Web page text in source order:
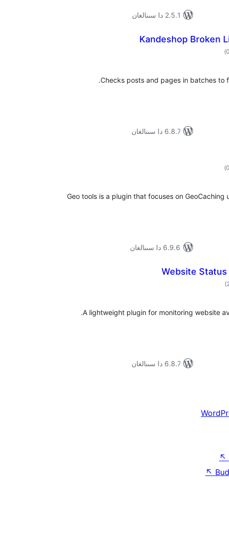
2.5.1 دا سىنالغان
Kandeshop Broken
ئومۇمىي
دەرىجە
)
Checks posts and pages in batches to
6.8.7 دا سىنالغان
ئومۇمىي
دەرىجە
)
Geo tools is a plugin that focuses on
6.9.6 دا سىنالغان
Website
ئومۇمىي
دەرىجە)
A lightweight plugin for monitoring website
6.8.7 دا سىنالغان
↖
↖